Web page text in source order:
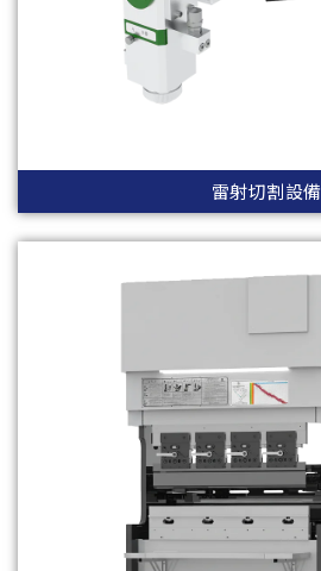
雷射切割設備